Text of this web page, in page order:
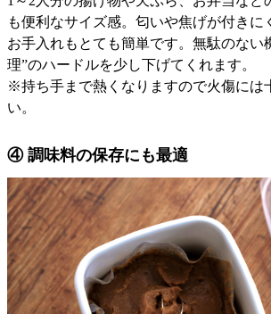
も便利なサイズ感。匂いや焦げが付きに
お手入れもとても簡単です。無駄のない
理”のハードルを少し下げてくれます。
※持ち手まで熱くなりますので火傷には
い。
④ 調味料の保存にも最適